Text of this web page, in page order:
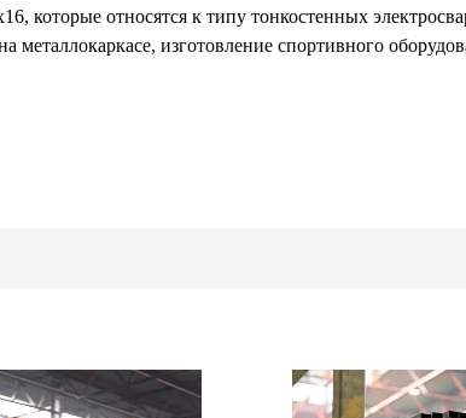
которые относятся к типу тонкостенных
изготовление спортивного